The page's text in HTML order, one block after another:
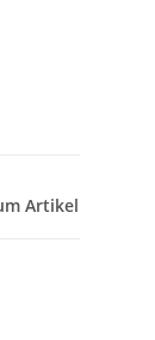
Artikel